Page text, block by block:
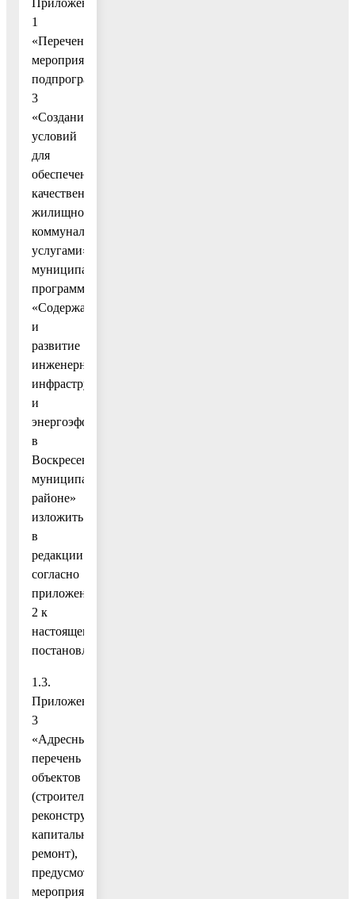
1
«Перечень
мероприятий
подпрограммы
3
«Создание
условий
для
обеспечения
качественными
жилищно-
коммунальными
услугами»
муниципальной
программы
«Содержание
и
развитие
инженерной
инфраструктуры
и
энергоэффективности
в
Воскресенском
муниципальном
районе»
изложить
в
редакции
согласно
приложению
2 к
настоящему
постановлению;
1.3.
Приложение
3
«Адресный
перечень
объектов
(строительство,
реконструкция,
капитальный
ремонт),
предусмотренным
мероприятием